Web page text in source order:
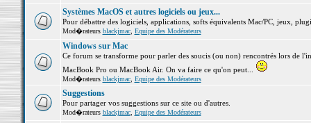
Systèmes MacOS et autres logiciels ou jeux...
Pour débattre des logiciels, applications, softs équivalents Mac/PC, jeux,
Mod�rateurs blackjmac, Equipe des Modérateurs
Windows sur Mac
Ce forum se transforme pour parler des soucis (ou non) rencontrés lors de
MacBook Pro ou MacBook Air. On va faire ce qu'on peut...
Mod�rateurs blackjmac, Equipe des Modérateurs
Suggestions
Pour partager vos suggestions sur ce site ou d'autres.
Mod�rateurs blackjmac, Equipe des Modérateurs